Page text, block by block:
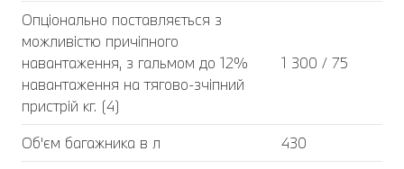
Опціонально поставляється з
можливістю причіпного
навантаження, з гальмом до 12%
навантаження на тягово-зчіпний
пристрій кг. (4)
1 300 / 75
Об'єм багажника в л
430